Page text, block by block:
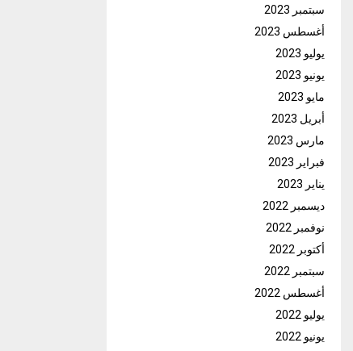
سبتمبر 2023
أغسطس 2023
يوليو 2023
يونيو 2023
مايو 2023
أبريل 2023
مارس 2023
فبراير 2023
يناير 2023
ديسمبر 2022
نوفمبر 2022
أكتوبر 2022
سبتمبر 2022
أغسطس 2022
يوليو 2022
يونيو 2022